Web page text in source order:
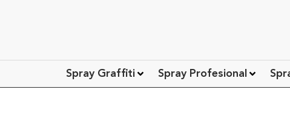
Spray Graffiti Spray Profesional